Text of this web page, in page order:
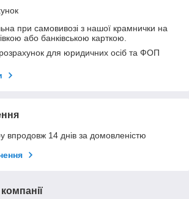
при самовивозі з нашої крамнички на
або банківською карткою.
розрахунок для юридичних осіб та ФОП
впродовж 14 днів за домовленістю